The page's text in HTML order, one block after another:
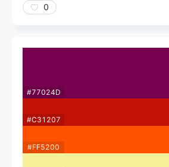
0
#77024D
#C31207
#FF5200